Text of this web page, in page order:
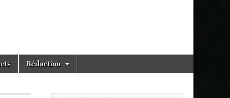
Rédaction